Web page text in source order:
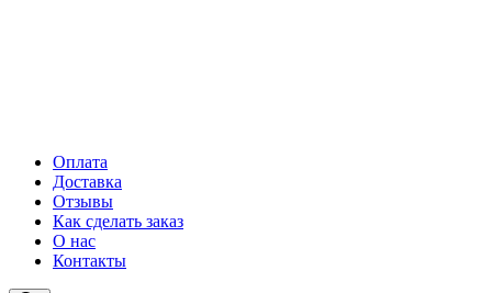
Оплата
Доставка
Отзывы
Как сделать заказ
О нас
Контакты